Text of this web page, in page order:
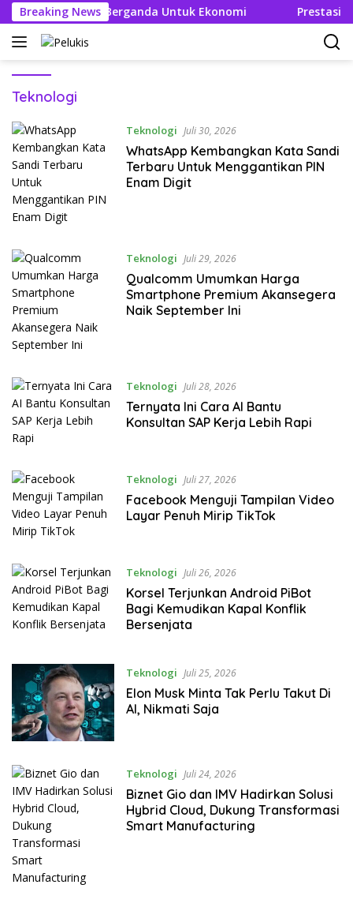
Langsung
ke
konten
Breaking News
Efek Berganda Untuk Ekonomi Prestasi
Teknologi
Teknologi Juli 30, 2026
WhatsApp Kembangkan Kata Sandi
Terbaru Untuk Menggantikan PIN
Enam Digit
Teknologi Juli 29, 2026
Qualcomm Umumkan Harga
Smartphone Premium Akansegera
Naik September Ini
Teknologi Juli 28, 2026
Ternyata Ini Cara AI Bantu
Konsultan SAP Kerja Lebih Rapi
Teknologi Juli 27, 2026
Facebook Menguji Tampilan Video
Layar Penuh Mirip TikTok
Teknologi Juli 26, 2026
Korsel Terjunkan Android PiBot
Bagi Kemudikan Kapal Konflik
Bersenjata
Teknologi Juli 25, 2026
Elon Musk Minta Tak Perlu Takut Di
AI, Nikmati Saja
Teknologi Juli 24, 2026
Biznet Gio dan IMV Hadirkan Solusi
Hybrid Cloud, Dukung Transformasi
Smart Manufacturing